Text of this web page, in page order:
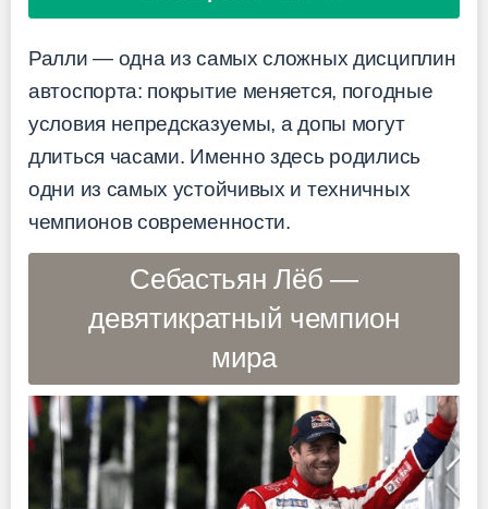
Ралли — одна из самых сложных дисциплин
автоспорта: покрытие меняется, погодные
условия непредсказуемы, а допы могут
длиться часами. Именно здесь родились
одни из самых устойчивых и техничных
чемпионов современности.
Себастьян Лёб —
девятикратный чемпион
мира